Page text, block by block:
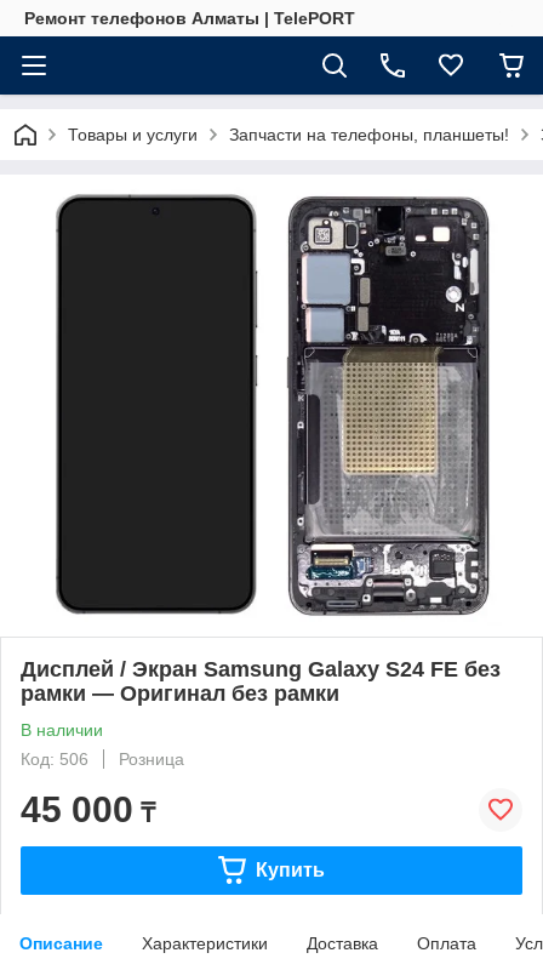
Ремонт телефонов Алматы | TelePORT
Товары и услуги Запчасти на телефоны, планшеты!
Дисплей / Экран Samsung Galaxy S24 FE без
рамки — Оригинал без рамки
В наличии
Код: 506
Розница
45 000 ₸
Купить
Описание Характеристики Доставка Оплата